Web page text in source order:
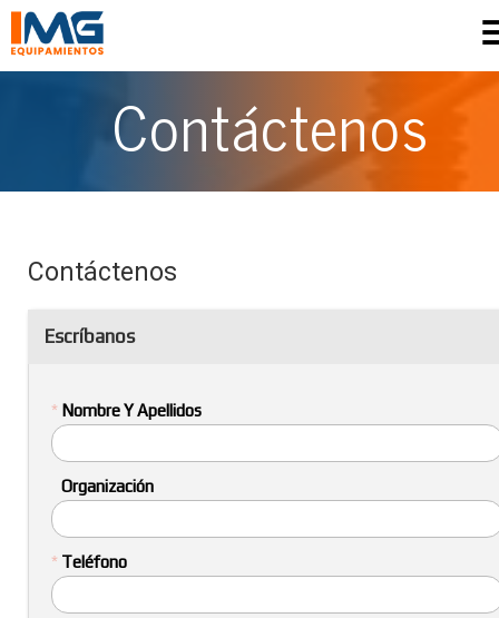
Contáctenos
Contáctenos
Escríbanos
* Nombre Y Apellidos
Organización
* Teléfono